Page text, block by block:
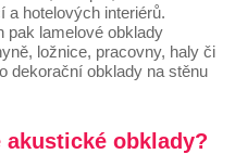
hotelových interiérů.
pak lamelové obklady
ložnice, pracovny, haly či
dekorační obklady na stěnu
akustické obklady?